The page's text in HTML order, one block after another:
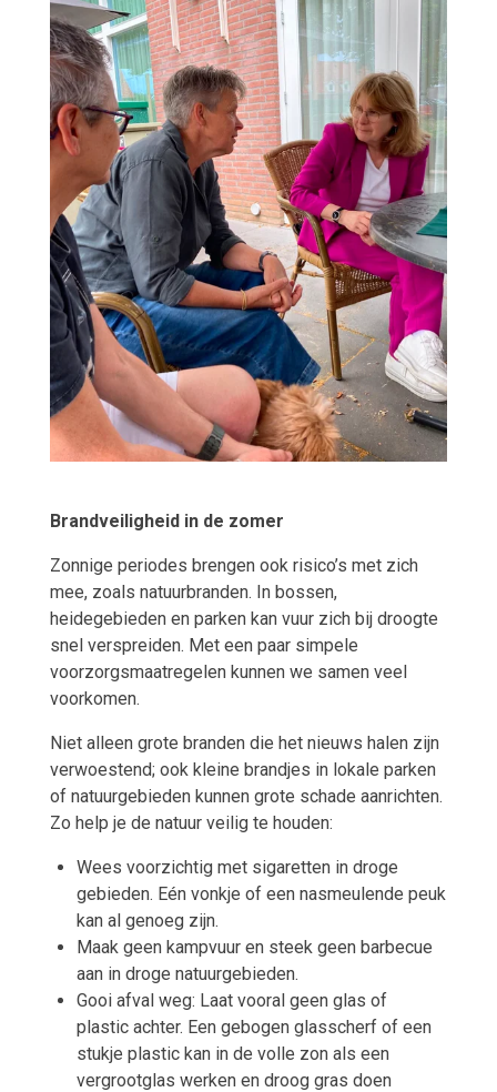
Brandveiligheid in de zomer
Zonnige periodes brengen ook risico’s met zich
mee, zoals natuurbranden. In bossen,
heidegebieden en parken kan vuur zich bij droogte
snel verspreiden. Met een paar simpele
voorzorgsmaatregelen kunnen we samen veel
voorkomen.
Niet alleen grote branden die het nieuws halen zijn
verwoestend; ook kleine brandjes in lokale parken
of natuurgebieden kunnen grote schade aanrichten.
Zo help je de natuur veilig te houden:
Wees voorzichtig met sigaretten in droge
gebieden. Eén vonkje of een nasmeulende peuk
kan al genoeg zijn.
Maak geen kampvuur en steek geen barbecue
aan in droge natuurgebieden.
Gooi afval weg: Laat vooral geen glas of
plastic achter. Een gebogen glasscherf of een
stukje plastic kan in de volle zon als een
vergrootglas werken en droog gras doen